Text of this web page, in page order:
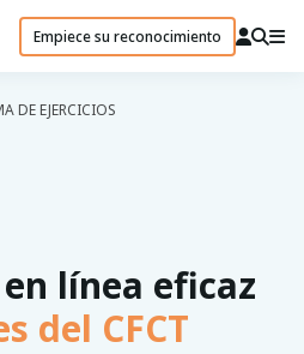
Empiece su reconocimiento
DE EJERCICIOS
línea eficaz
del CFCT